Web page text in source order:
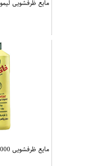
مایع ظرفشویی لیمو 1000 گرمی رویال
مایع ظرفشویی 1000گرمی خاکستر